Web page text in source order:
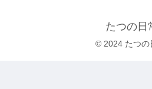
たつの日
© 2024 たつの